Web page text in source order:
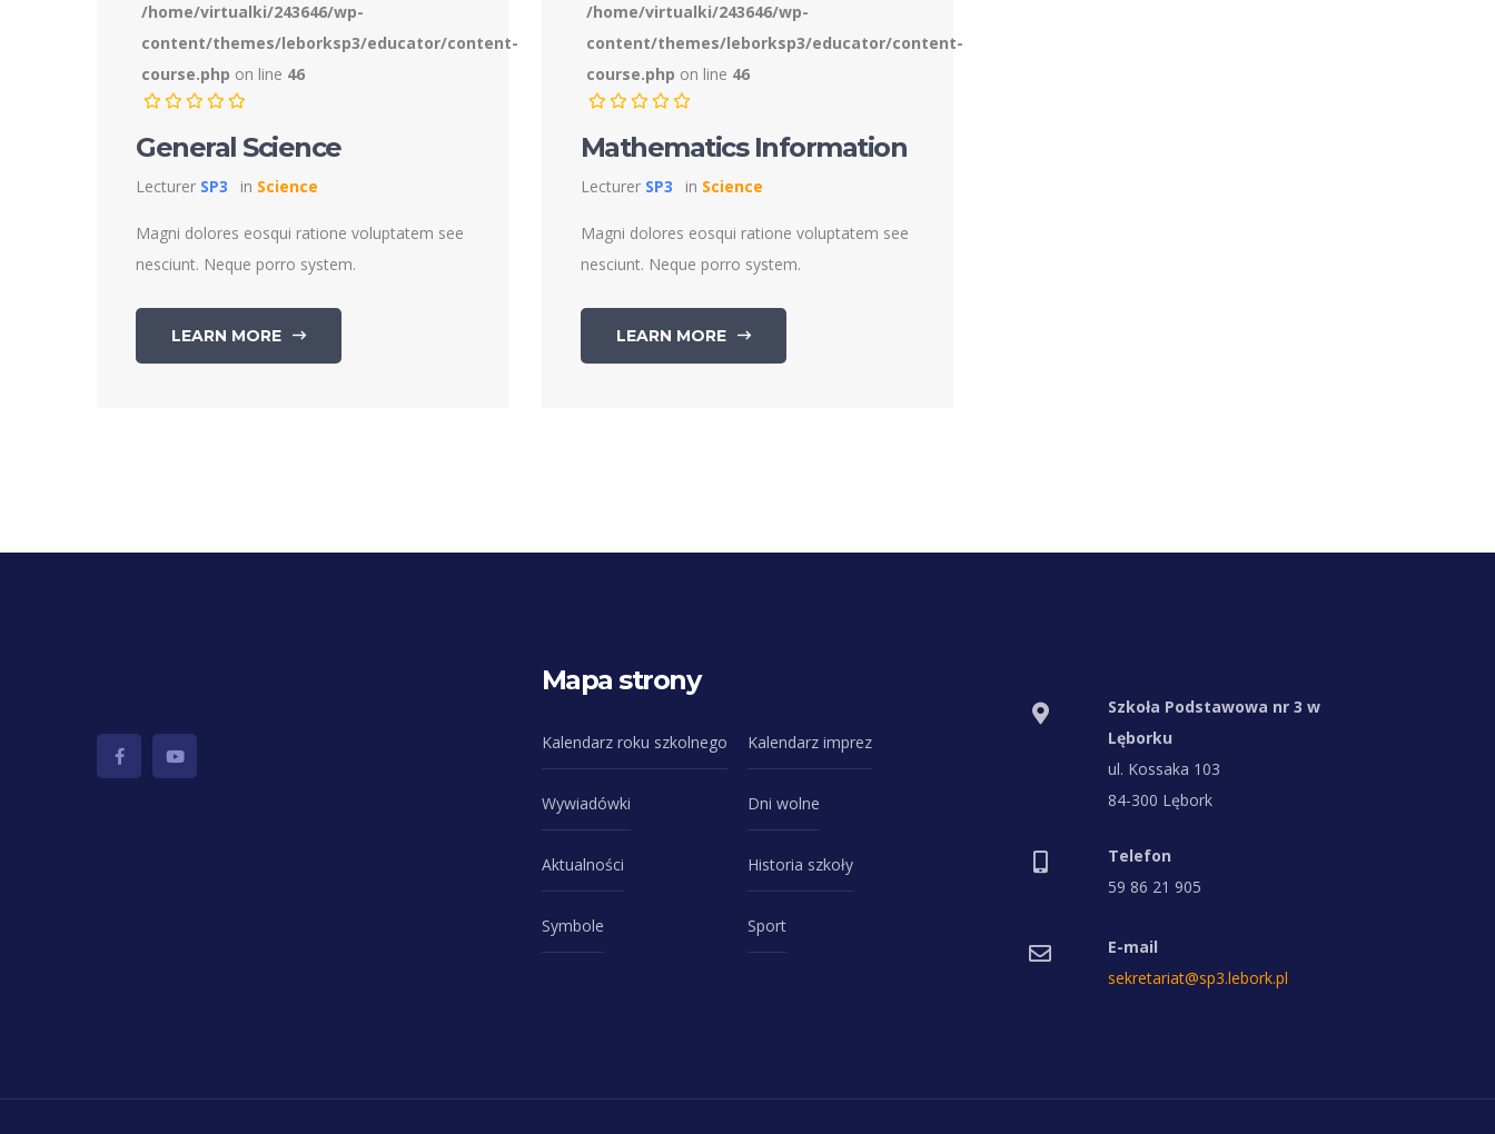
/home/virtualki/243646/wp-
content/themes/leborksp3/educator/content-
course.php on line 46
General Science
Lecturer SP3 in Science
Magni dolores eosqui ratione voluptatem see
nesciunt. Neque porro system.
LEARN MORE
/home/virtualki/243646/wp-
content/themes/leborksp3/educator/content-
course.php on line 46
Mathematics Information
Lecturer SP3 in Science
Magni dolores eosqui ratione voluptatem see
nesciunt. Neque porro system.
LEARN MORE
Mapa strony
Kalendarz roku szkolnego Kalendarz imprez
Wywiadówki Dni wolne
Aktualności Historia szkoły
Symbole Sport
Szkoła Podstawowa nr 3 w
Lęborku
ul. Kossaka 103
84-300 Lębork
Telefon
59 86 21 905
E-mail
sekretariat@sp3.lebork.pl